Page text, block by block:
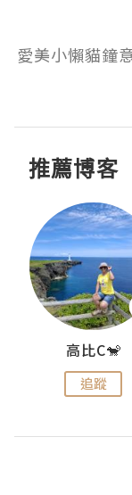
愛美小懶貓鐘
推薦博客
高比C🐒
追蹤